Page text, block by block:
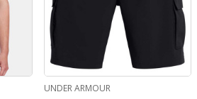
UNDER ARMOUR